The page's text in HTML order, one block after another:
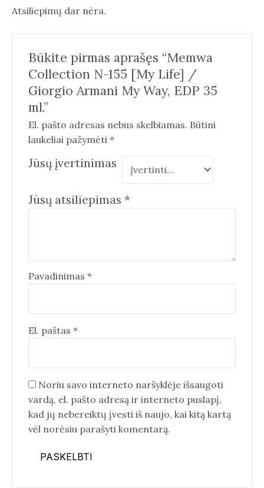
Atsiliepimų dar nėra.
Būkite pirmas aprašęs “Memwa
Collection N-155 [My Life] /
Giorgio Armani My Way, EDP 35
ml.”
El. pašto adresas nebus skelbiamas. Būtini
laukeliai pažymėti *
Jūsų įvertinimas
Jūsų atsiliepimas *
Pavadinimas *
El. paštas *
Noriu savo interneto naršyklėje išsaugoti
vardą, el. pašto adresą ir interneto puslapį,
kad jų nebereiktų įvesti iš naujo, kai kitą kartą
vėl norėsiu parašyti komentarą.